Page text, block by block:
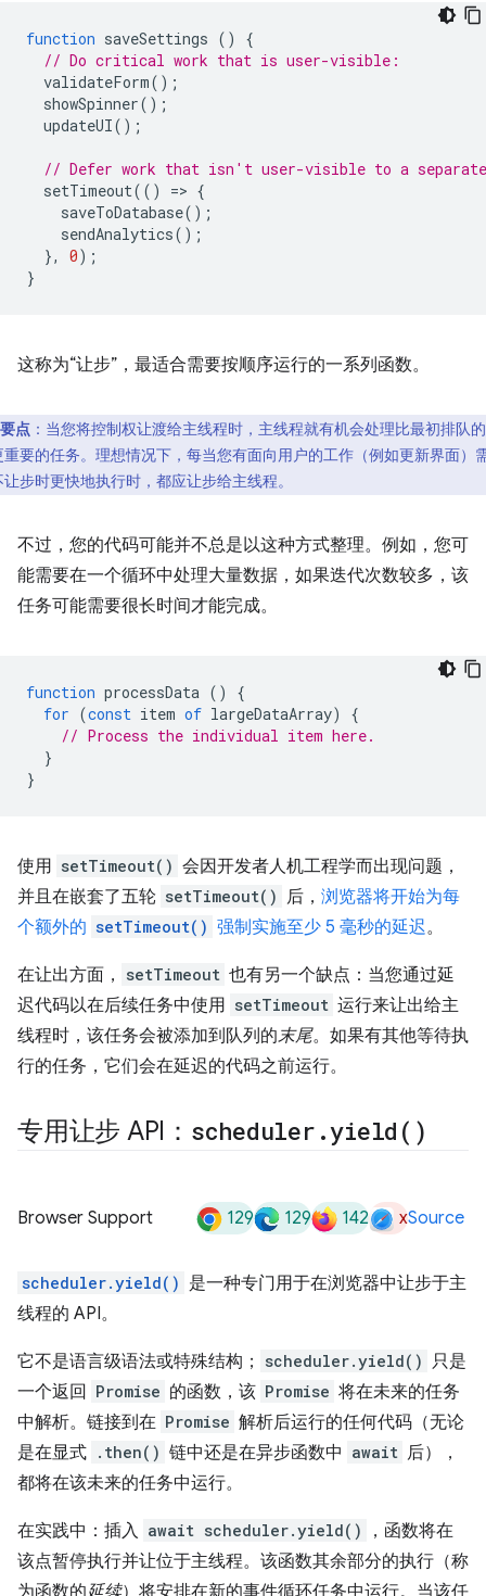
function saveSettings ()
{
// Do critical work that is user-visible:
validateForm();
showSpinner();
updateUI();
// Defer work that isn't user-visible to a
setTimeout(() => {
saveToDatabase();
sendAnalytics();
},
0);
}
这称为“让步”，最适合需要按顺序运行的一系列函数。
要点 ：当您将控制权让渡给主线程时，主线程就有机会处理比最初排队
重要的任务。理想情况下，每当您有面向用户的工作（例如更新界面）
步时更快地执行时，都应让步给主线程。
不过，您的代码可能并不总是以这种方式整理。例如，您可
能需要在一个循环中处理大量数据，如果迭代次数较多，该
任务可能需要很长时间才能完成。
function processData ()
{
for (const item of largeDataArray)
{
// Process the individual item here.
}
}
使用 setTimeout() 会因开发者人机工程学而出现问题，
并且在嵌套了五轮 setTimeout() 后， 浏览器将开始为每
个额外的 setTimeout() 强制实施至少 5 毫秒的延迟。
在让出方面， setTimeout 也有另一个缺点：当您通过延
迟代码以在后续任务中使用 setTimeout 运行来让出给主
线程时，该任务会被添加到队列的末尾。如果有其他等待执
行的任务，它们会在延迟的代码之前运行。
专用让步 API： scheduler .yield( )
Browser Support 129 129 142 xSource
scheduler.yield() 是一种专门用于在浏览器中让步于主
线程的 API。
它不是语言级语法或特殊结构； scheduler.yield() 只是
一个返回
Promise 的函数，该 Promise 将在未来的任务
中解析。链接到在 Promise 解析后运行的任何代码（无论
是在显式 .then() 链中还是在异步函数中 await 后），
都将在该未来的任务中运行。
在实践中：插入 await scheduler.yield()
，函数将在
该点暂停执行并让位于主线程。该函数其余部分的执行（称